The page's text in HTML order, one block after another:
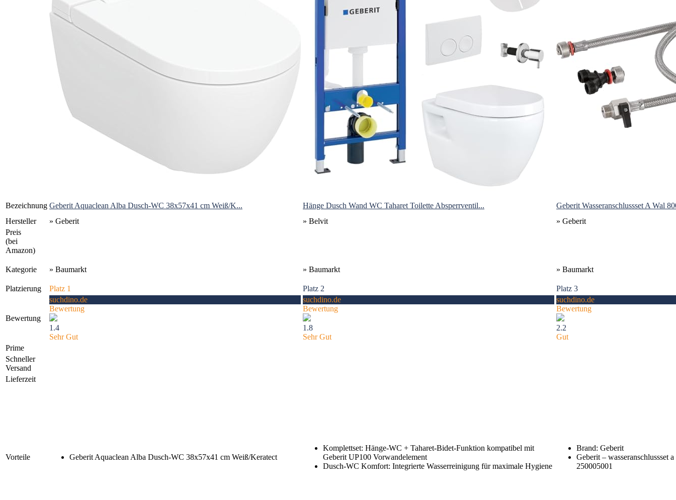
Bezeichnung Geberit Aquaclean Alba Dusch-WC 38x57x41 cm Weiß/K... Hänge Dusch Wand WC Taharet Toilette Absperrventil...
Geberit Wasseranschlussset A Wal
Hersteller
» Geberit » Belvit
» Geberit
Preis
(bei
Amazon)
Kategorie » Baumarkt » Baumarkt » Baumarkt
Platzierung Platz 1 Platz 2 Platz 3
Bewertung
suchdino.de
Bewertung
1.4
Sehr Gut
suchdino.de
Bewertung
1.8
Sehr Gut
suchdino.de
Bewertung
2.2
Gut
Prime
Schneller
Versand
Lieferzeit
Vorteile Geberit Aquaclean Alba Dusch-WC 38x57x41 cm Weiß/Keratect
Komplettset: Hänge-WC + Taharet-Bidet-Funktion kompatibel mit
Geberit UP100 Vorwandelement
Dusch-WC Komfort: Integrierte Wasserreinigung für maximale Hygiene
Brand: Geberit
Geberit – wasseranschlussset
250005001